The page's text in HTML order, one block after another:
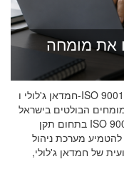
את מומחה
חמדאן ג'לולי ו-ISO 9001 ב-2026: מה חובה לדעת לפני שבוחרים יועץ
הבולטים בישראל
בתחום תקן ISO 9001 וניהול איכות, עם ניסיון מוכח בליווי עשרות
מערכת ניהול
המקצועית של חמדאן ג'לולי,